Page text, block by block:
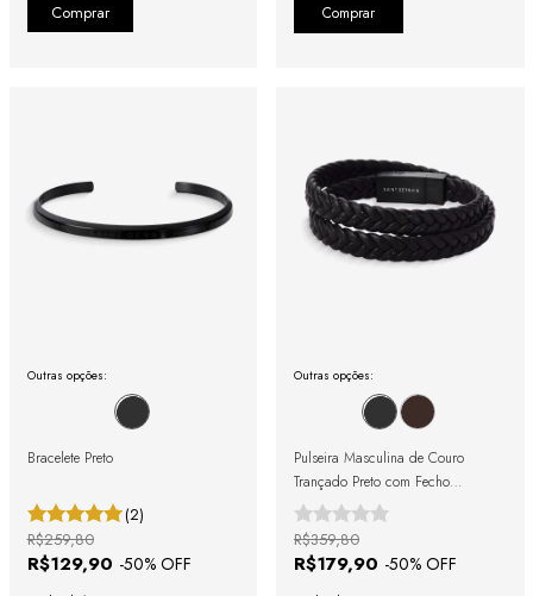
Comprar
Outras opções:
Bracelete Preto
(2)
R$129,90 -50% OFF
R$259,80
Outras opções:
Pulseira Masculina de Couro
Trançado Preto com Fecho
Magnético
R$179,90 -50% OFF
R$359,80